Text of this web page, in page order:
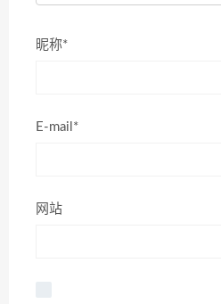
昵称*
E-mail*
网站